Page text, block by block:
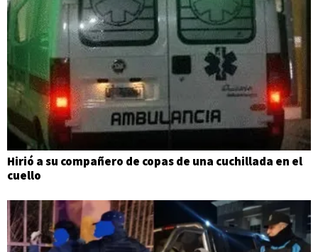
Hirió a su compañero de copas de una cuchillada en el
cuello